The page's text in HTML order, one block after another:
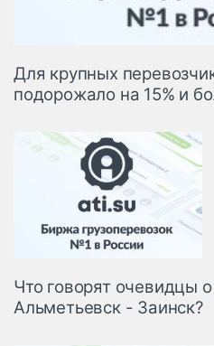
Для крупных
подорожало на 15% и
Что говорят очевидцы
Альметьевск - Заинск?